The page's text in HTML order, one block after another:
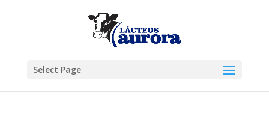
Select Page